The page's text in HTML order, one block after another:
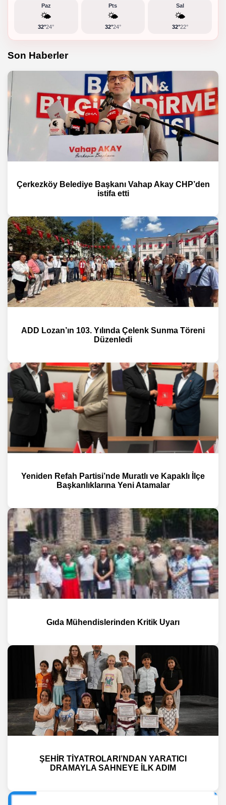
Paz
🌤️
32°24°
Pts
🌤️
32°24°
Sal
🌤️
32°22°
Son Haberler
Çerkezköy Belediye Başkanı Vahap Akay CHP’den
istifa etti
ADD Lozan’ın 103. Yılında Çelenk Sunma Töreni
Düzenledi
Yeniden Refah Partisi’nde Muratlı ve Kapaklı İlçe
Başkanlıklarına Yeni Atamalar
Gıda Mühendislerinden Kritik Uyarı
ŞEHİR TİYATROLARI’NDAN YARATICI
DRAMAYLA SAHNEYE İLK ADIM